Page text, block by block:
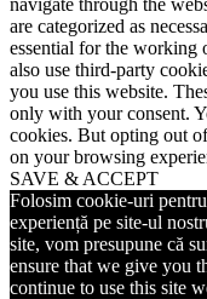
are categorized as
essential for the working
also use third-party
you use this website.
only with your consent.
cookies. But opting out
on your browsing
SAVE & ACCEPT
Folosim cookie-uri
experiență pe site-ul
site, vom presupune că
ensure that we give you
continue to use this site